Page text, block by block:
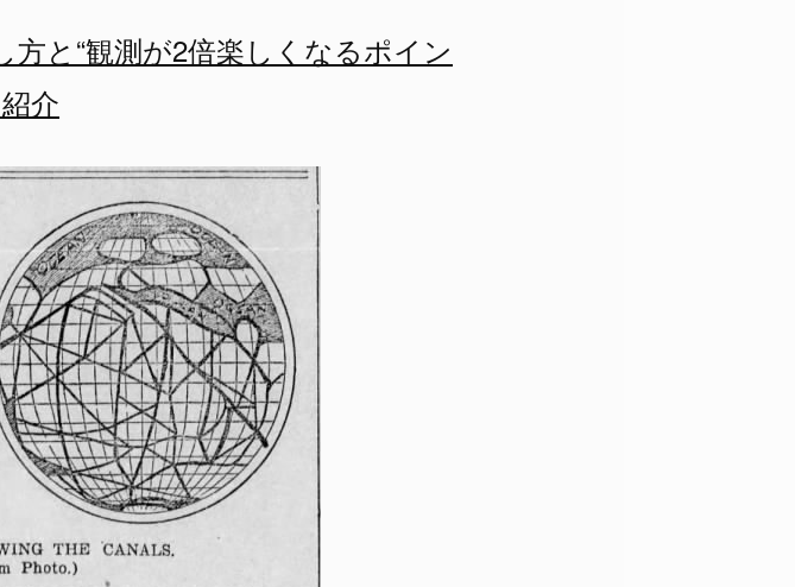
方と“観測が2倍楽しくなるポイン
介